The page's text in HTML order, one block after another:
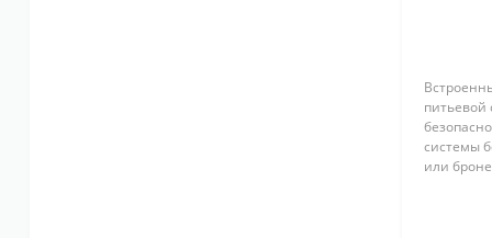
питьевой
системы
или
на